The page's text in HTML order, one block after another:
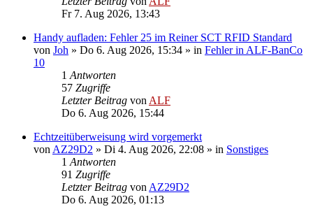
Fr 7. Aug 2026, 13:43
Handy aufladen: Fehler 25 im Reiner SCT RFID Standard
von Joh » Do 6. Aug 2026, 15:34 » in Fehler in ALF-BanCo
10
1 Antworten
57 Zugriffe
Letzter Beitrag von ALF
Do 6. Aug 2026, 15:44
Echtzeitüberweisung wird vorgemerkt
von AZ29D2 » Di 4. Aug 2026, 22:08 » in Sonstiges
1 Antworten
91 Zugriffe
Letzter Beitrag von AZ29D2
Do 6. Aug 2026, 01:13